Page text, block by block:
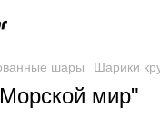
шары Шарики
мир"